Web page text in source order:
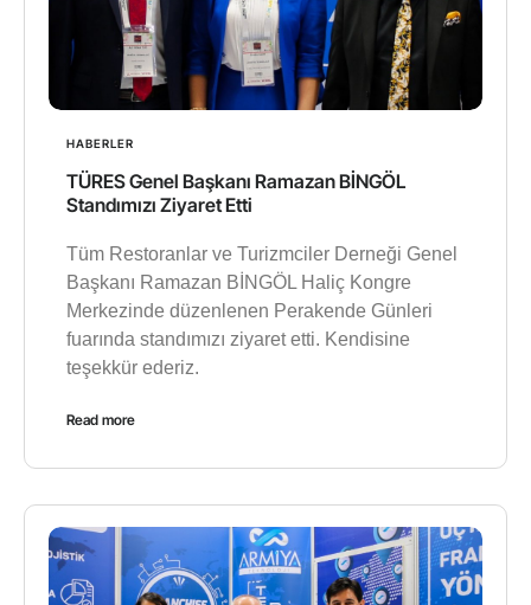
HABERLER
TÜRES Genel Başkanı Ramazan BİNGÖL
Standımızı Ziyaret Etti
Tüm Restoranlar ve Turizmciler Derneği Genel
Başkanı Ramazan BİNGÖL Haliç Kongre
Merkezinde düzenlenen Perakende Günleri
fuarında standımızı ziyaret etti. Kendisine
teşekkür ederiz.
Read more